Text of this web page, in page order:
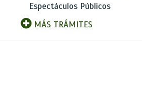
Espectáculos Públicos
MÁS TRÁMITES